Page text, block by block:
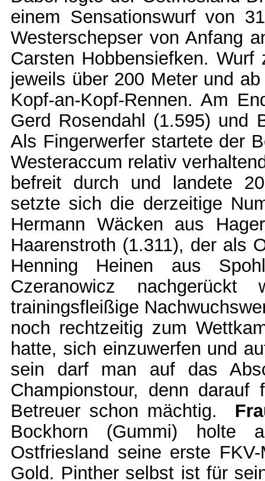
einem Sensationswurf von
Westerschepser von Anfang
Carsten Hobbensiefken.
jeweils über 200 Meter und
Kopf-an-Kopf-Rennen. Am
Gerd Rosendahl (1.595) und
Als Fingerwerfer startete der
Westeraccum relativ
befreit durch und landete
setzte sich die derzeitige
Hermann Wäcken aus
Haarenstroth (1.311), der als
Henning Heinen aus
Czeranowicz
trainingsfleißige
noch rechtzeitig zum
hatte, sich einzuwerfen und
sein darf man auf das
Championstour, denn
Betreuer schon mächtig.
Bockhorn (Gummi) holte
Ostfriesland seine erste
Gold. Pinther selbst ist für